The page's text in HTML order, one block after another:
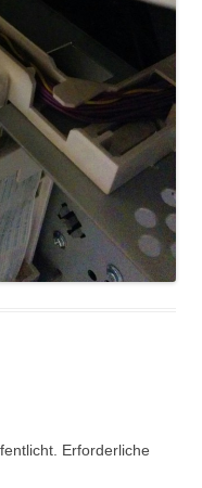
Erforderliche